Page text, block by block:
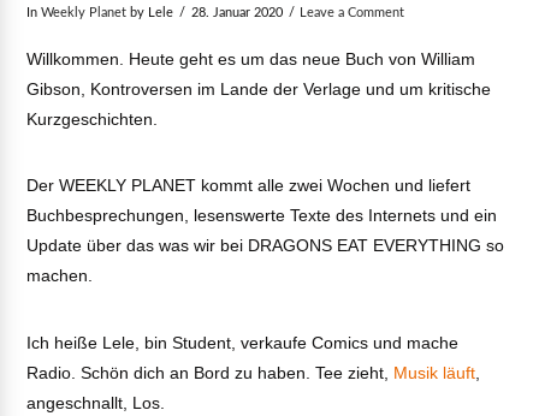
InWeekly Planet by Lele 28. Januar 2020 Leave a Comment
Willkommen. Heute geht es um das neue Buch von William
Gibson, Kontroversen im Lande der Verlage und um kritische
Kurzgeschichten.
Der WEEKLY PLANET kommt alle zwei Wochen und liefert
Buchbesprechungen, lesenswerte Texte des Internets und ein
Update über das was wir bei DRAGONS EAT EVERYTHING so
machen.
Ich heiße Lele, bin Student, verkaufe Comics und mache
Radio. Schön dich an Bord zu haben. Tee zieht, Musik läuft
angeschnallt, Los.